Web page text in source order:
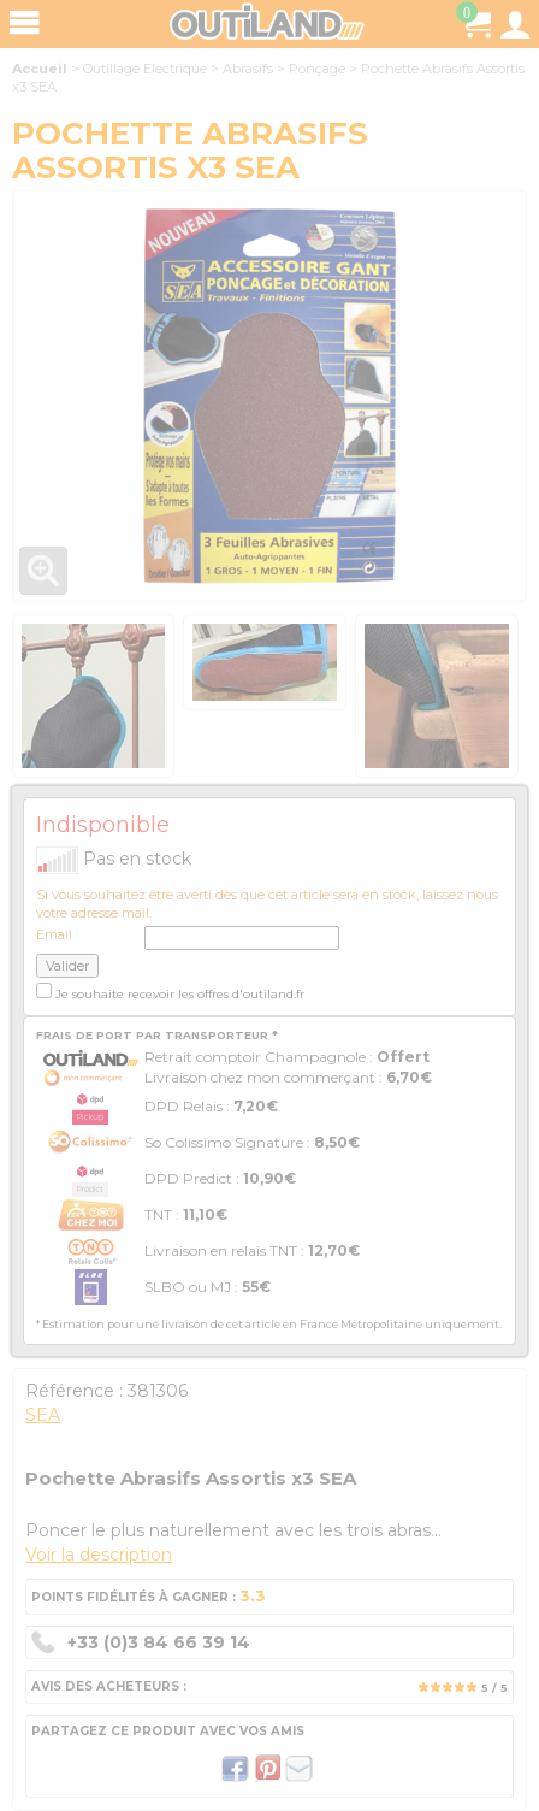
0
Accueil > Outillage Electrique > Abrasifs > Ponçage > Pochette Abrasifs Assortis
x3 SEA
POCHETTE ABRASIFS
ASSORTIS X3 SEA
Indisponible
Pas en stock
Si vous souhaitez être averti dès que cet article sera en stock, laissez nous
votre adresse mail.
Email :
Je souhaite recevoir les offres d'outiland.fr
FRAIS DE PORT PAR TRANSPORTEUR *
Retrait comptoir Champagnole : Offert
Livraison chez mon commerçant : 6,70€
DPD Relais : 7,20€
So Colissimo Signature : 8,50€
DPD Predict : 10,90€
TNT : 11,10€
Livraison en relais TNT : 12,70€
SLBO ou MJ : 55€
* Estimation pour une livraison de cet article en France Métropolitaine uniquement.
Référence : 381306
SEA
Pochette Abrasifs Assortis x3 SEA
Poncer le plus naturellement avec les trois abras...
Voir la description
POINTS FIDÉLITÉS À GAGNER : 3.3
+33 (0)3 84 66 39 14
AVIS DES ACHETEURS : 5 / 5
PARTAGEZ CE PRODUIT AVEC VOS AMIS